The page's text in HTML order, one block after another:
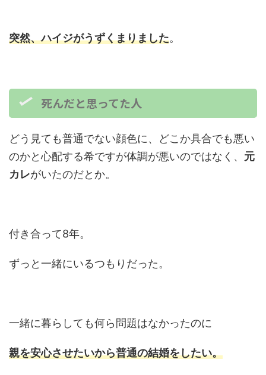
突然、ハイジがうずくまりました。
死んだと思ってた人
どう見ても普通でない顔色に、どこか具合でも悪い
のかと心配する希ですが体調が悪いのではなく、 元
カレがいたのだとか。
付き合って8年。
ずっと一緒にいるつもりだった。
一緒に暮らしても何ら問題はなかったのに
親を安心させたいから普通の結婚をしたい。